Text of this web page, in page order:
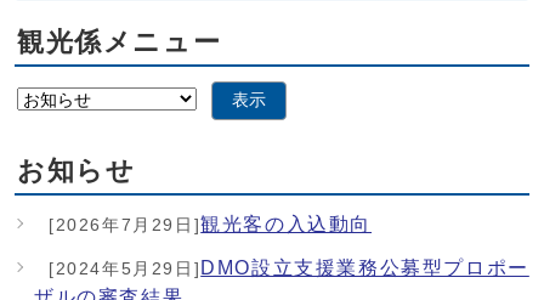
観光係メニュー
表示
お知らせ
[2026年7月29日]観光客の入込動向
[2024年5月29日] DMO設立支援業務公募型プロポー